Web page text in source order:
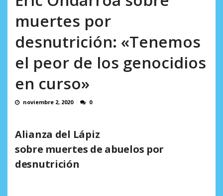
muertes por
desnutrición: «Tenemos
el peor de los genocidios
en curso»
noviembre 2, 2020 0
Alianza del Lápiz
sobre muertes de abuelos por
desnutrición